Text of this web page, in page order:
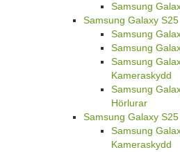
Samsung
Samsung Galaxy S25
Samsung
Samsung
Samsung
Kameraskydd
Samsung
Hörlurar
Samsung Galaxy
Samsung
Kameraskydd